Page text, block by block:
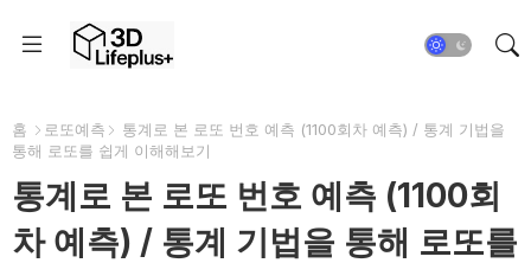
홈 로또예측
통계로 본 로또 번호 예측 (1100회차 예측) / 통계 기법을
통해 로또를 쉽게 이해해보기
통계로 본 로또 번호 예측 (1100회
차 예측) / 통계 기법을 통해 로또를